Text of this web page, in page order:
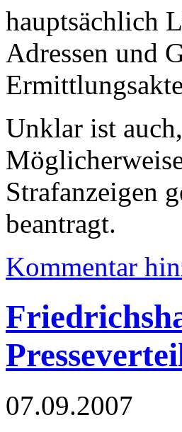
hauptsächlich
Adressen und
Unklar ist
Strafanzeigen
beantragt.
Kommentar
07.09.2007